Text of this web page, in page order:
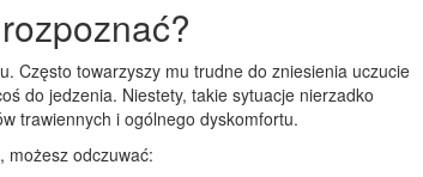
Często towarzyszy mu trudne do zniesienia uczucie
do jedzenia. Niestety, takie sytuacje nierzadko
trawiennych i ogólnego dyskomfortu.
możesz odczuwać: